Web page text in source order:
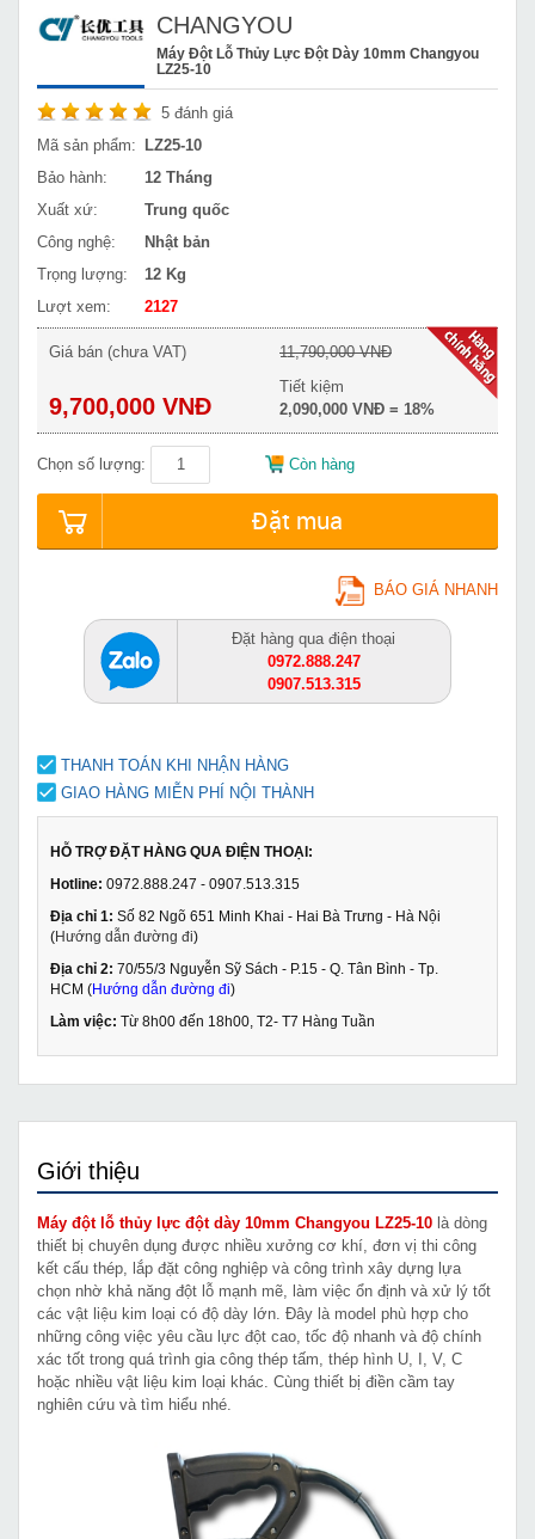
CHANGYOU
Máy Đột Lỗ Thủy Lực Đột Dày 10mm Changyou
LZ25-10
5 đánh giá
Mã sản phẩm:
LZ25-10
Bảo hành:
12 Tháng
Xuất xứ:
Trung quốc
Công nghệ:
Nhật bản
Trọng lượng:
12 Kg
Lượt xem:
2127
Giá bán (chưa VAT)
9,700,000 VNĐ
11,790,000 VNĐ
Tiết kiệm
2,090,000 VNĐ = 18%
Chọn số lượng: Còn hàng
Đặt mua
BÁO GIÁ NHANH
Đặt hàng qua điện thoại
0972.888.247
0907.513.315
THANH TOÁN KHI NHẬN HÀNG
GIAO HÀNG MIỄN PHÍ NỘI THÀNH
HỖ TRỢ ĐẶT HÀNG QUA ĐIỆN THOẠI:
Hotline: 0972.888.247 - 0907.513.315
Địa chỉ 1: Số 82 Ngõ 651 Minh Khai - Hai Bà Trưng - Hà Nội
(Hướng dẫn đường đi)
Địa chỉ 2: 70/55/3 Nguyễn Sỹ Sách - P.15 - Q. Tân Bình - Tp.
HCM (Hướng dẫn đường đi)
Làm việc: Từ 8h00 đến 18h00, T2- T7 Hàng Tuần
Giới thiệu
Máy đột lỗ thủy lực đột dày 10mm Changyou LZ25-10 là dòng
thiết bị chuyên dụng được nhiều xưởng cơ khí, đơn vị thi công
kết cấu thép, lắp đặt công nghiệp và công trình xây dựng lựa
chọn nhờ khả năng đột lỗ mạnh mẽ, làm việc ổn định và xử lý tốt
các vật liệu kim loại có độ dày lớn. Đây là model phù hợp cho
những công việc yêu cầu lực đột cao, tốc độ nhanh và độ chính
xác tốt trong quá trình gia công thép tấm, thép hình U, I, V, C
hoặc nhiều vật liệu kim loại khác. Cùng thiết bị điền cầm tay
nghiên cứu và tìm hiểu nhé.